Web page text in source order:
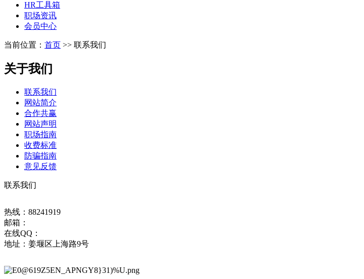
HR工具箱
职场资讯
会员中心
当前位置： 首页 >> 联系我们
关于我们
联系我们
网站简介
合作共赢
网站声明
职场指南
收费标准
防骗指南
意见反馈
联系我们
热线：88241919
邮箱：
在线QQ：
地址：姜堰区上海路9号